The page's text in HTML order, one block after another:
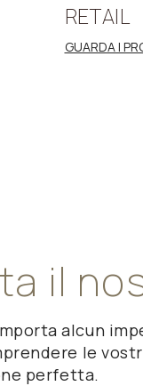
RETAIL
GUARDA I
il
alcun
le
perfetta.